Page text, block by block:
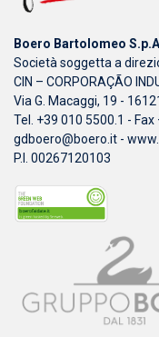
Boero Bartolomeo
Società soggetta a
CIN – CORPORAÇÃO
Via G. Macaggi, 19 -
Tel. +39 010 5500.1 -
gdboero@boero.it -
P.I. 00267120103